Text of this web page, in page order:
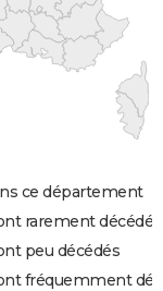
ce département
rarement décédés
peu décédés
fréquemment